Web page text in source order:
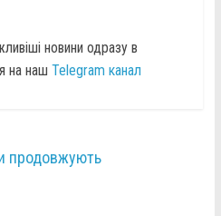
новини одразу в
на наш Telegram канал
продовжують